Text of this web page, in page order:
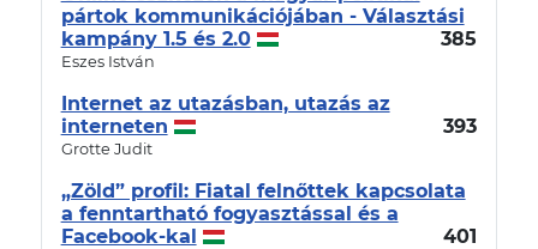
pártok kommunikációjában - Választási
kampány 1.5 és 2.0
385
Eszes István
Internet az utazásban, utazás az
interneten
393
Grotte Judit
„Zöld” profil: Fiatal felnőttek kapcsolata
a fenntartható fogyasztással és a
Facebook-kal
401